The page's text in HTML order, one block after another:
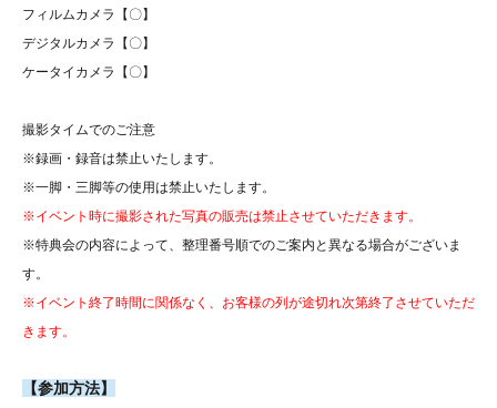
フィルムカメラ【〇】
デジタルカメラ【〇】
ケータイカメラ【〇】
撮影タイムでのご注意
※録画・録音は禁止いたします。
※一脚・三脚等の使用は禁止いたします。
※イベント時に撮影された写真の販売は禁止させていただきます。
※特典会の内容によって、整理番号順でのご案内と異なる場合がございま
す。
※イベント終了時間に関係なく、お客様の列が途切れ次第終了させていただ
きます。
【参加方法】